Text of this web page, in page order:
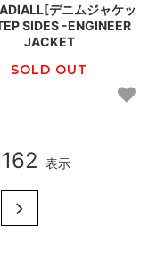
デニムジャケッ
SIDES -ENGINEER
JACKET
SOLD OUT
表示